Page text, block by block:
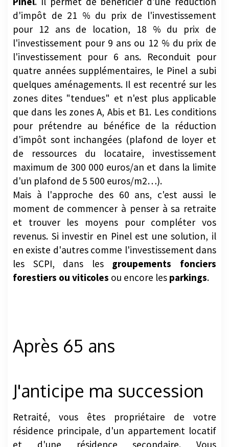
pour 12 ans de location, 18 % du prix de
l'investissement pour 9 ans ou 12 % du prix de
l'investissement pour 6 ans. Reconduit pour
quatre années supplémentaires, le Pinel a subi
quelques aménagements. Il est recentré sur les
zones dites "tendues" et n'est plus applicable
que dans les zones A, Abis et B1. Les conditions
pour prétendre au bénéfice de la réduction
d'impôt sont inchangées (plafond de loyer et
de ressources du locataire, investissement
maximum de 300 000 euros/an et dans la limite
d'un plafond de 5 500 euros/m2…).
Mais à l'approche des 60 ans, c'est aussi le
moment de commencer à penser à sa retraite
et trouver les moyens pour compléter vos
revenus. Si investir en Pinel est une solution, il
en existe d'autres comme l'investissement dans
les SCPI, dans lesgroupements fonciers
forestiers ou viticoles
ou encore lesparkings.
Retraité, vous êtes propriétaire de votre
résidence principale, d'un appartement locatif
et d'une résidence secondaire. Vous
commencez à penser à la transmission de votre